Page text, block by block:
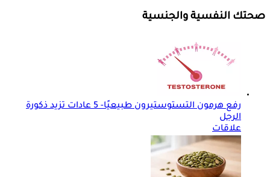
صحتك النفسية والجنسية
رفع هرمون التستوستيرون طبيعيًا- 5 عادات تزيد ذكورة
الرجل
علاقات